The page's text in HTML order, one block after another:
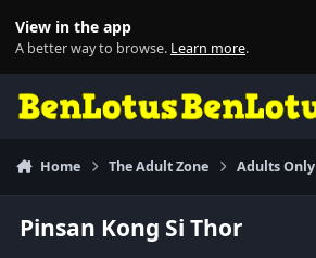
View in the app
A better way to browse. Learn more.
Home The Adult Zone Adults Only
Pinsan Kong Si Thor